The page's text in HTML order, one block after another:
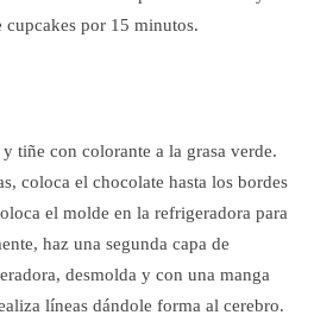
por 15 minutos.
tiñe con colorante a la grasa verde.
coloca el chocolate hasta los bordes
el molde en la refrigeradora para
haz una segunda capa de
desmolda y con una manga
líneas dándole forma al cerebro.